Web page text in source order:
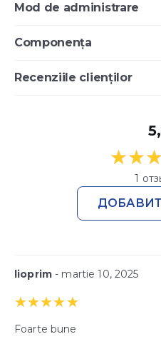
Mod de administrare
Componența
Recenziile clienților
1
lioprim- martie 10, 2025
din 5
Foarte bune